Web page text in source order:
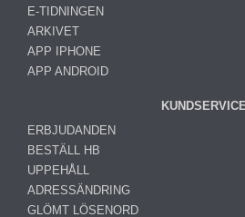
E-TIDNINGEN
ARKIVET
APP IPHONE
APP ANDROID
KUNDSERVICE
ERBJUDANDEN
BESTÄLL HB
UPPEHÅLL
ADRESSÄNDRING
GLÖMT LÖSENORD